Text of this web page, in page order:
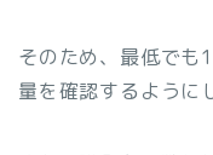
そのため、最低でも
量を確認するように